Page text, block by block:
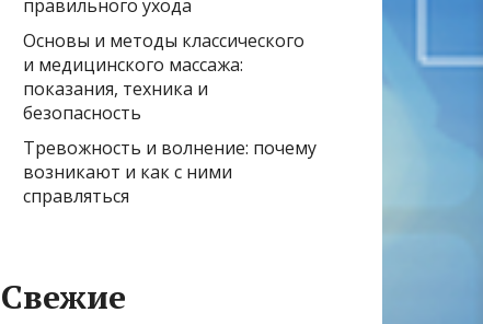
правильного ухода
Основы и методы классического
и медицинского массажа:
показания, техника и
безопасность
Тревожность и волнение: почему
возникают и как с ними
справляться
Свежие